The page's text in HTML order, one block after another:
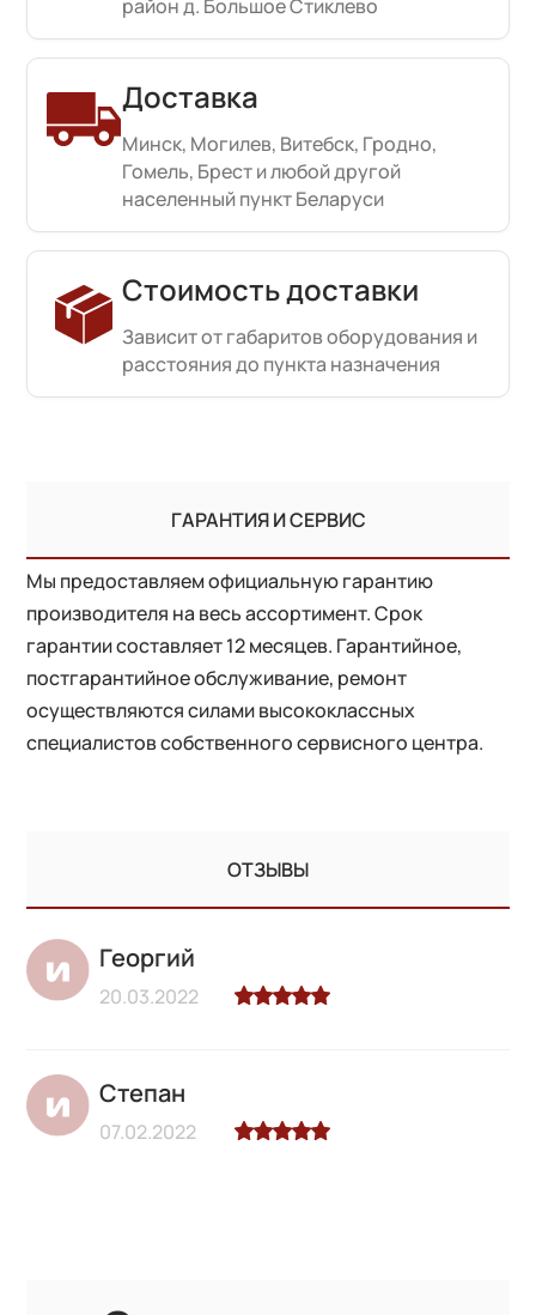
район д. Большое Стиклево
Доставка
Минск, Могилев, Витебск, Гродно,
Гомель, Брест и любой другой
населенный пункт Беларуси
Стоимость доставки
Зависит от габаритов оборудования и
расстояния до пункта назначения
ГАРАНТИЯ И СЕРВИС
Мы предоставляем официальную гарантию
производителя на весь ассортимент. Срок
гарантии составляет 12 месяцев. Гарантийное,
постгарантийное обслуживание, ремонт
осуществляются силами высококлассных
специалистов собственного сервисного центра.
ОТЗЫВЫ
Георгий
20.03.2022
Степан
07.02.2022